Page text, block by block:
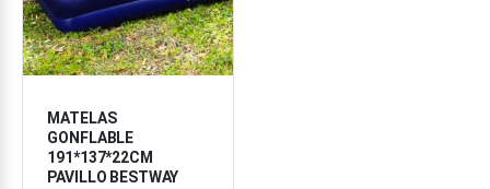
MATELAS
GONFLABLE
191*137*22CM
PAVILLO BESTWAY